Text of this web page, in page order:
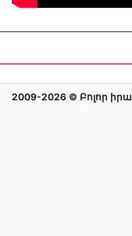
2009-2026 © Բոլոր